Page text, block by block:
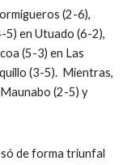
(2-6),
5) en Utuado (6-2),
(5-3) en Las
(3-5).  Mientras,
(2-5) y
de forma triunfal